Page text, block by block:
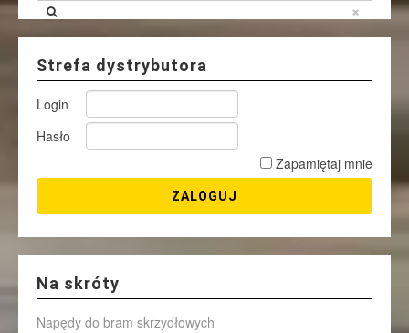
Strefa dystrybutora
Login
Hasło
Zapamiętaj mnie
Na skróty
Napędy do bram skrzydłowych